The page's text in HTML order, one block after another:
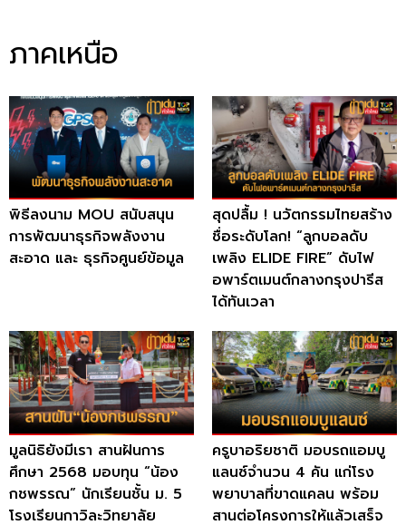
ภาคเหนือ
พิธีลงนาม MOU สนับสนุน
การพัฒนาธุรกิจพลังงาน
สะอาด และ ธุรกิจศูนย์ข้อมูล
สุดปลื้ม ! นวัตกรรมไทยสร้าง
ชื่อระดับโลก! “ลูกบอลดับ
เพลิง ELIDE FIRE” ดับไฟ
อพาร์ตเมนต์กลางกรุงปารีส
ได้ทันเวลา
มูลนิธิยังมีเรา สานฝันการ
ศึกษา 2568 มอบทุน “น้อง
กชพรรณ” นักเรียนชั้น ม. 5
โรงเรียนกาวิละวิทยาลัย
ครูบาอริยชาติ มอบรถแอมบู
แลนซ์จำนวน 4 คัน แก่โรง
พยาบาลที่ขาดแคลน พร้อม
สานต่อโครงการให้แล้วเสร็จ